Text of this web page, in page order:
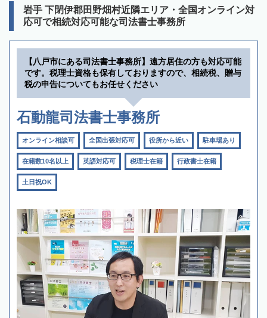
岩手 下閉伊郡田野畑村近隣エリア・全国オンライン対
応可で相続対応可能な司法書士事務所
【八戸市にある司法書士事務所】遠方居住の方も対応可能
です。税理士資格も保有しておりますので、相続税、贈与
税の申告についてもお任せください
石動龍司法書士事務所
オンライン相談可 全国出張対応可 役所から近い 駐車場あり
在籍数10名以上 英語対応可 税理士在籍 行政書士在籍
土日祝OK